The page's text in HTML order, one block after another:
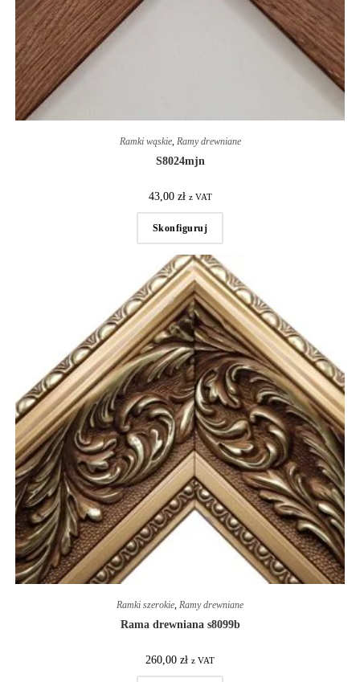
Ramki wąskie, Ramy drewniane
S8024mjn
43,00 zł z VAT
Skonfiguruj
Ramki szerokie, Ramy drewniane
Rama drewniana s8099b
260,00 zł z VAT